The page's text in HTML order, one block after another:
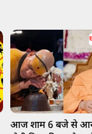
आज शाम 6 बजे से